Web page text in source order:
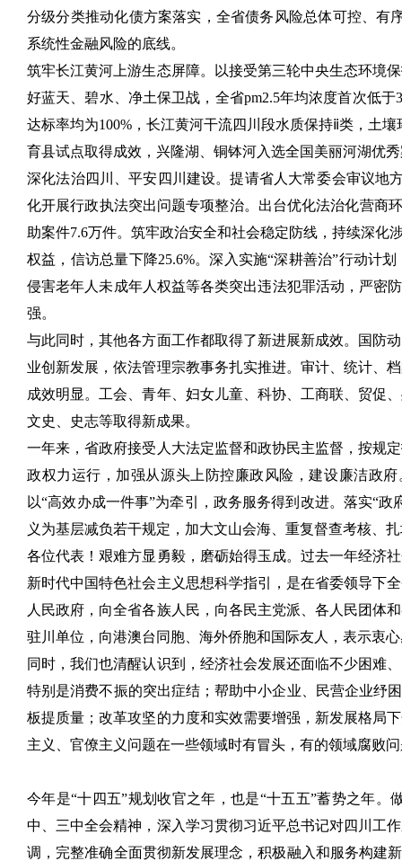
分级分类推动化债方案落实，全省债务风险总体可控、有
系统性金融风险的底线。
筑牢长江黄河上游生态屏障。以接受第三轮中央生态环境
好蓝天、碧水、净土保卫战，全省pm2.5年均浓度首次低
达标率均为100%，长江黄河干流四川段水质保持ⅱ类，土
育县试点取得成效，兴隆湖、铜钵河入选全国美丽河湖优
深化法治四川、平安四川建设。提请省人大常委会审议地
化开展行政执法突出问题专项整治。出台优化法治化营商
助案件7.6万件。筑牢政治安全和社会稳定防线，持续深
权益，信访总量下降25.6%。深入实施“深耕善治”行动计
侵害老年人未成年人权益等各类突出违法犯罪活动，严密
强。
与此同时，其他各方面工作都取得了新进展新成效。国防
业创新发展，依法管理宗教事务扎实推进。审计、统计、
成效明显。工会、青年、妇女儿童、科协、工商联、贸促
文史、史志等取得新成果。
一年来，省政府接受人大法定监督和政协民主监督，按规
政权力运行，加强从源头上防控廉政风险，建设廉洁政
以“高效办成一件事”为牵引，政务服务得到改进。落实“
义为基层减负若干规定，加大文山会海、重复督查考核、
各位代表！艰难方显勇毅，磨砺始得玉成。过去一年经济
新时代中国特色社会主义思想科学指引，是在省委领导下
人民政府，向全省各族人民，向各民主党派、各人民团体
驻川单位，向港澳台同胞、海外侨胞和国际友人，表示衷
同时，我们也清醒认识到，经济社会发展还面临不少困难
特别是消费不振的突出症结；帮助中小企业、民营企业纾
板提质量；改革攻坚的力度和实效需要增强，新发展格局
主义、官僚主义问题在一些领域时有冒头，有的领域腐败
今年是“十四五”规划收官之年，也是“十五五”蓄势之年
中、三中全会精神，深入学习贯彻习近平总书记对四川工
调，完整准确全面贯彻新发展理念，积极融入和服务构建